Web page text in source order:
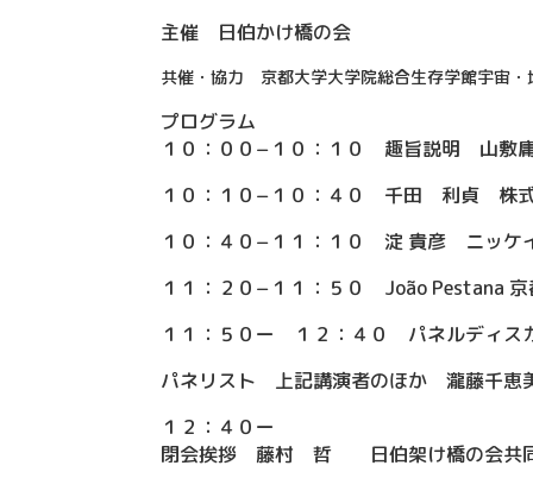
主催 日伯かけ橋の会
共催・協力 京都大学大学院総合生存学館宇宙・
プログラム
１０：００−１０：１０ 趣旨説明 山敷
１０：１０−１０：４０ 千田 利貞 株
１０：４０−１１：１０ 淀 貴彦 ニッケ
１１：２０−１１：５０ João Pestana
１１：５０ー １２：４０ パネルディス
パネリスト 上記講演者のほか 瀧藤千
１２：４０ー
閉会挨拶 藤村 哲 日伯架け橋の会共